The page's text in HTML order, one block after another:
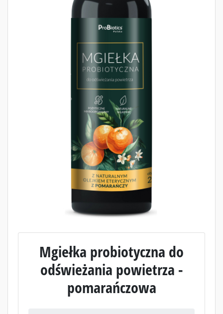
Mgiełka probiotyczna do
odświeżania powietrza -
pomarańczowa